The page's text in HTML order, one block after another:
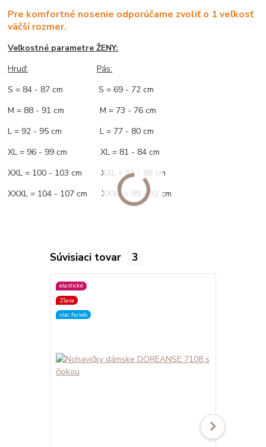
Pre komfortné nosenie odporúčame zvoliť o 1 veľkosť
väčší rozmer.
Veľkostné parametre ŽENY:
Hruď:
Pás:
S = 84 - 87 cm S = 69 - 72 cm
M = 88 - 91 cm M = 73 - 76 cm
L = 92 - 95 cm L = 77 - 80 cm
XL = 96 - 99 cm XL = 81 - 84 cm
XXL = 100 - 103 cm XXL = 85 - 88 cm
XXXL = 104 - 107 cm XXXL = 89 - 92 cm
Súvisiaci tovar 3
elastické
Zľava
viac farieb